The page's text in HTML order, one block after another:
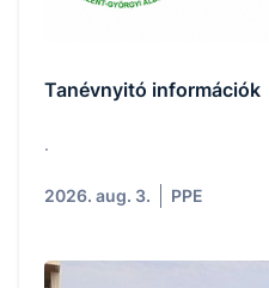
Tanévnyitó információk
.
2026. aug. 3. PPE